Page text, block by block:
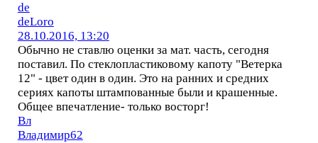
de
deLoro
28.10.2016, 13:20
Обычно не ставлю оценки за мат. часть, сегодня
поставил. По стеклопластиковому капоту "Ветерка
12" - цвет один в один. Это на ранних и средних
сериях капоты штампованные были и крашенные.
Общее впечатление- только восторг!
Вл
Владимир62